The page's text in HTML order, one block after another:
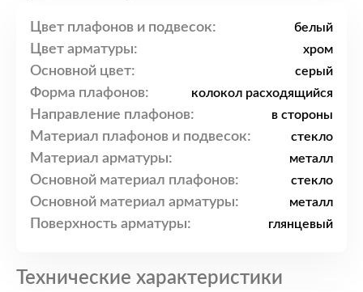
Цвет плафонов и подвесок: белый
Цвет арматуры: хром
Основной цвет: серый
Форма плафонов: колокол расходящийся
Направление плафонов: в стороны
Материал плафонов и подвесок: стекло
Материал арматуры: металл
Основной материал плафонов: стекло
Основной материал арматуры: металл
Поверхность арматуры: глянцевый
Технические характеристики